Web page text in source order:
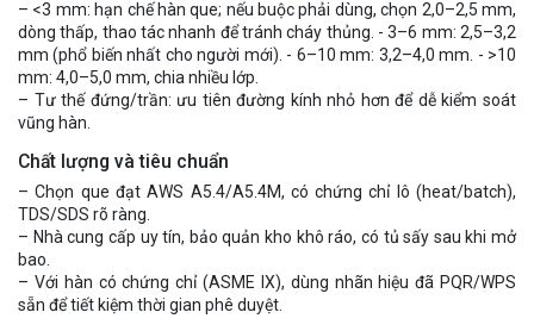
– <3 mm: hạn chế hàn que; nếu buộc phải dùng, chọn 2,0–2,5 mm,
dòng thấp, thao tác nhanh để tránh cháy thủng. - 3–6 mm: 2,5–3,2
mm (phổ biến nhất cho người mới). - 6–10 mm: 3,2–4,0 mm. - >10
mm: 4,0–5,0 mm, chia nhiều lớp.
– Tư thế đứng/trần: ưu tiên đường kính nhỏ hơn để dễ kiểm soát
vũng hàn.
Chất lượng và tiêu chuẩn
– Chọn que đạt AWS A5.4/A5.4M, có chứng chỉ lô (heat/batch),
TDS/SDS rõ ràng.
– Nhà cung cấp uy tín, bảo quản kho khô ráo, có tủ sấy sau khi mở
bao.
– Với hàn có chứng chỉ (ASME IX), dùng nhãn hiệu đã PQR/WPS
sẵn để tiết kiệm thời gian phê duyệt.